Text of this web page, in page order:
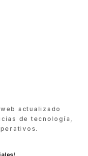
actualizado
de tecnología,